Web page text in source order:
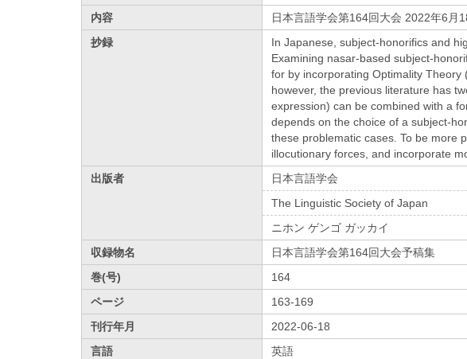
内容
日本言語学会第164回大会 2022年6月
抄録
In Japanese, subject-honorifics and
Examining nasar-based subject-
for by incorporating Optimality Theory
however, the previous literature has
expression) can be combined with a
depends on the choice of a subject-
these problematic cases. To be more
illocutionary forces, and incorporate
出版者
日本言語学会
The Linguistic Society of Japan
ニホン ゲンゴ ガッカイ
収録物名
日本言語学会第164回大会予稿集
巻(号)
164
ページ
163-169
刊行年月
2022-06-18
言語
英語